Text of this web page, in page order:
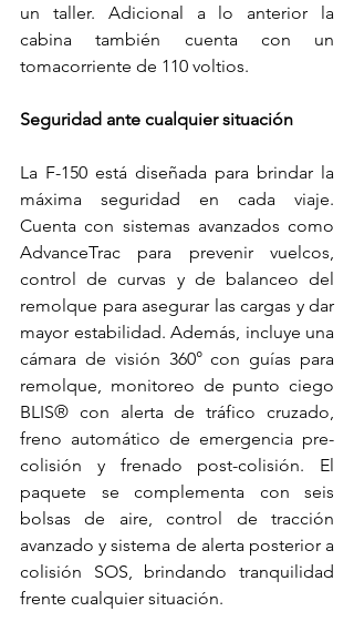
un taller. Adicional a lo anterior la
cabina también cuenta con un
tomacorriente de 110 voltios.
Seguridad ante cualquier situación
La F-150 está diseñada para brindar la
máxima seguridad en cada viaje.
Cuenta con sistemas avanzados como
AdvanceTrac para prevenir vuelcos,
control de curvas y de balanceo del
remolque para asegurar las cargas y dar
mayor estabilidad. Además, incluye una
cámara de visión 360° con guías para
remolque, monitoreo de punto ciego
BLIS® con alerta de tráfico cruzado,
freno automático de emergencia pre-
colisión y frenado post-colisión. El
paquete se complementa con seis
bolsas de aire, control de tracción
avanzado y sistema de alerta posterior a
colisión SOS, brindando tranquilidad
frente cualquier situación.